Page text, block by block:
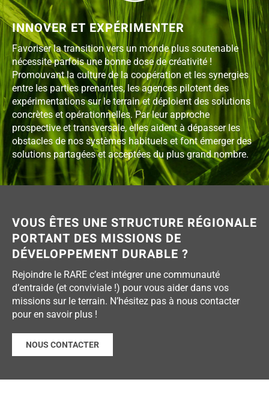
INNOVER ET EXPÉRIMENTER
Favoriser la transition vers un monde plus soutenable
nécessite parfois une bonne dose de créativité !
Promouvant la culture de la coopération et les synergies
entre les parties prenantes, les agences pilotent des
expérimentations sur le terrain et déploient des solutions
concrètes et opérationnelles. Par leur approche
prospective et transversale, elles aident à dépasser les
obstacles de nos systèmes habituels et font émerger des
solutions partagées et acceptées du plus grand nombre.
VOUS ÊTES UNE STRUCTURE RÉGIONALE
PORTANT DES MISSIONS DE
DÉVELOPPEMENT DURABLE ?
Rejoindre le RARE c’est intégrer une communauté
d’entraide (et conviviale !) pour vous aider dans vos
missions sur le terrain. N’hésitez pas à nous contacter
pour en savoir plus !
NOUS CONTACTER